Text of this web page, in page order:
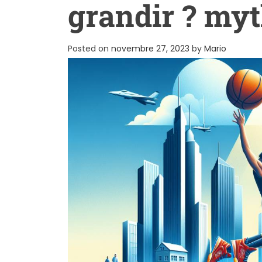
grandir ?
Posted on novembre 27, 2023 by Mario